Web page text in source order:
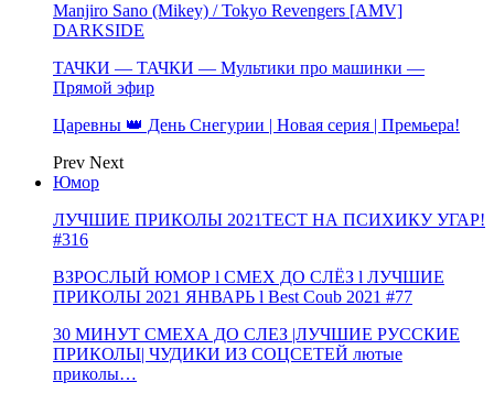
Manjiro Sano (Mikey) / Tokyo Revengers [AMV]
DARKSIDE
ТАЧКИ — ТАЧКИ — Мультики про машинки —
Прямой эфир
Царевны 👑 День Снегурии | Новая серия | Премьера!
Prev Next
Юмор
ЛУЧШИЕ ПРИКОЛЫ 2021ТЕСТ НА ПСИХИКУ УГАР!
#316
ВЗРОСЛЫЙ ЮМОР l СМЕХ ДО СЛЁЗ l ЛУЧШИЕ
ПРИКОЛЫ 2021 ЯНВАРЬ l Best Coub 2021 #77
30 МИНУТ СМЕХА ДО СЛЕЗ |ЛУЧШИЕ РУССКИЕ
ПРИКОЛЫ| ЧУДИКИ ИЗ СОЦСЕТЕЙ лютые
приколы…